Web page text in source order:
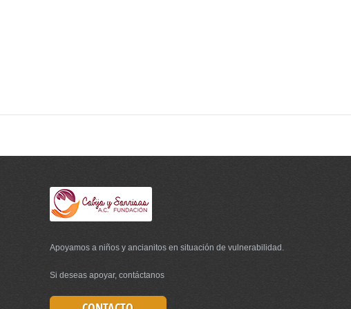
Apoyamos a niños y ancianitos en situación de vulnerabilidad.
Si deseas apoyar, contáctanos